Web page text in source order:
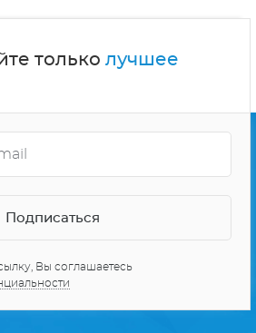
только лучшее
Вы соглашаетесь